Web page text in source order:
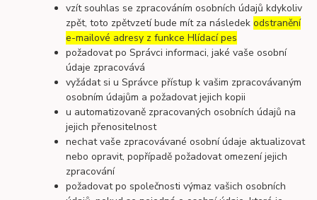
vzít souhlas se zpracováním osobních údajů kdykoliv
zpět, toto zpětvzetí bude mít za následekodstranění
e-mailové adresy z funkce Hlídací pes
požadovat po Správci informaci, jaké vaše osobní
údaje zpracovává
vyžádat si u Správce přístup k vašim zpracovávaným
osobním údajům a požadovat jejich kopii
u automatizovaně zpracovaných osobních údajů na
jejich přenositelnost
nechat vaše zpracovávané osobní údaje aktualizovat
nebo opravit, popřípadě požadovat omezení jejich
zpracování
požadovat po společnosti výmaz vašich osobních